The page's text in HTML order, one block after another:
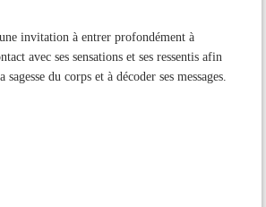
invitation à entrer profondément à
avec ses sensations et ses ressentis afin
du corps et à décoder ses messages.